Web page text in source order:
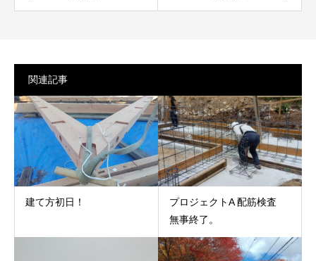
関連記事
建て方初日！
プロジェクトA 配筋検査
無事終了。